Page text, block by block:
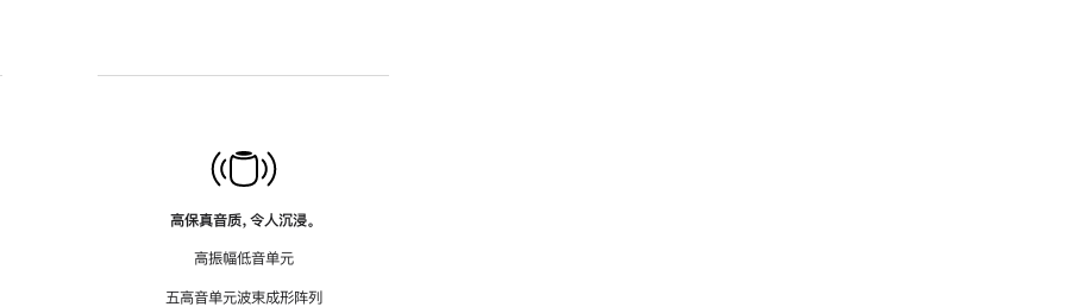
高保真音质，令人沉浸。
高振幅低音单元
五高音单元波束成形阵列